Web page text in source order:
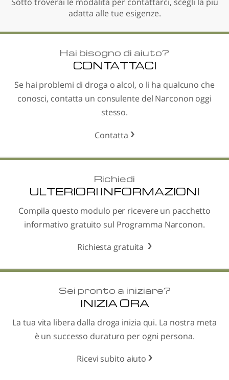
adatta alle tue esigenze.
Hai bisogno di aiuto?
CONTATTACI
Se hai problemi di droga o alcol, o li ha qualcuno che
conosci, contatta un consulente del Narconon oggi
stesso.
Contatta
Richiedi
ULTERIORI INFORMAZIONI
Compila questo modulo per ricevere un pacchetto
informativo gratuito sul Programma Narconon.
Richiesta gratuita
Sei pronto a iniziare?
INIZIA ORA
La tua vita libera dalla droga inizia qui. La nostra meta
è un successo duraturo per ogni persona.
Ricevi subito aiuto